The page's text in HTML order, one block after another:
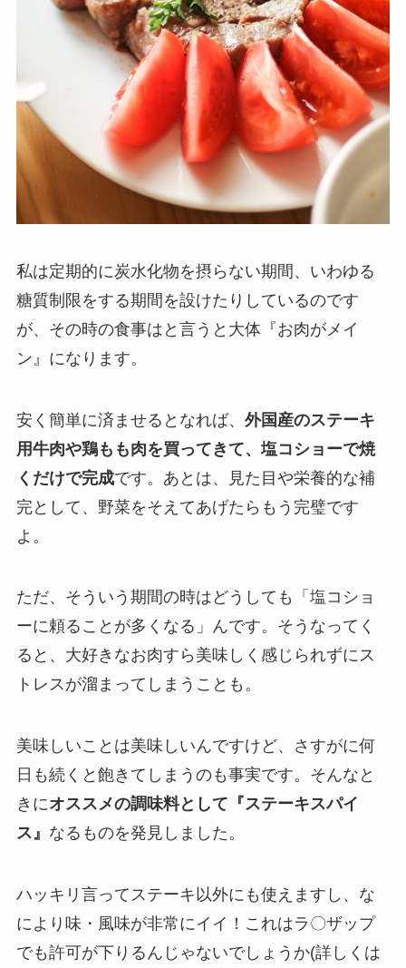
私は定期的に炭水化物を摂らない期間、いわゆる
糖質制限をする期間を設けたりしているのです
が、その時の食事はと言うと大体『お肉がメイ
ン』になります。
安く簡単に済ませるとなれば、 外国産のステーキ
用牛肉や鶏もも肉を買ってきて、塩コショーで焼
くだけで完成です。あとは、見た目や栄養的な補
完として、野菜をそえてあげたらもう完璧です
よ。
ただ、そういう期間の時はどうしても「塩コショ
ーに頼ることが多くなる」んです。そうなってく
ると、大好きなお肉すら美味しく感じられずにス
トレスが溜まってしまうことも。
美味しいことは美味しいんですけど、さすがに何
日も続くと飽きてしまうのも事実です。そんなと
きにオススメの調味料として『ステーキスパイ
ス』 なるものを発見しました。
ハッキリ言ってステーキ以外にも使えますし、な
により味・風味が非常にイイ！これはラ〇ザップ
でも許可が下りるんじゃないでしょうか(詳しくは